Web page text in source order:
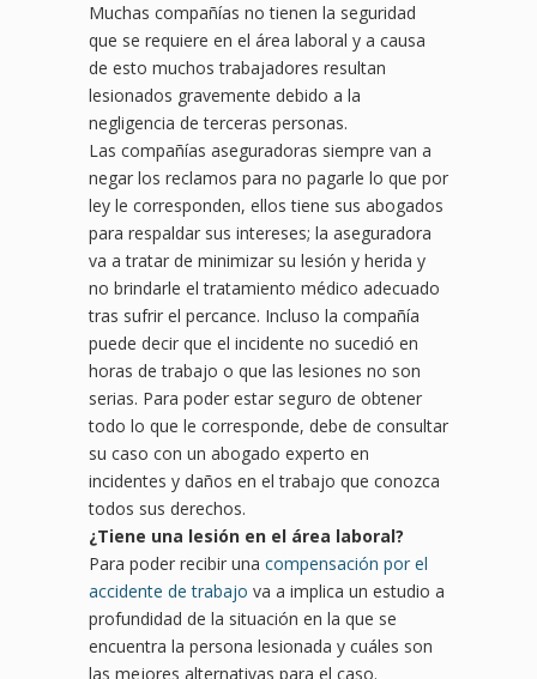
Muchas compañías no tienen la seguridad
que se requiere en el área laboral y a causa
de esto muchos trabajadores resultan
lesionados gravemente debido a la
negligencia de terceras personas.
Las compañías aseguradoras siempre van a
negar los reclamos para no pagarle lo que por
ley le corresponden, ellos tiene sus abogados
para respaldar sus intereses; la aseguradora
va a tratar de minimizar su lesión y herida y
no brindarle el tratamiento médico adecuado
tras sufrir el percance. Incluso la compañía
puede decir que el incidente no sucedió en
horas de trabajo o que las lesiones no son
serias. Para poder estar seguro de obtener
todo lo que le corresponde, debe de consultar
su caso con un abogado experto en
incidentes y daños en el trabajo que conozca
todos sus derechos.
¿Tiene una lesión en el área laboral?
Para poder recibir una compensación por el
accidente de trabajo va a implica un estudio a
profundidad de la situación en la que se
encuentra la persona lesionada y cuáles son
las mejores alternativas para el caso.